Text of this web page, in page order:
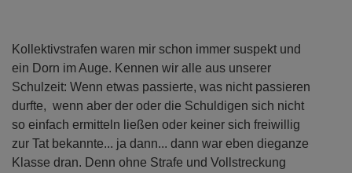
Kollektivstrafen waren mir schon immer suspekt und
ein Dorn im Auge. Kennen wir alle aus unserer
Schulzeit: Wenn etwas passierte, was nicht passieren
durfte, wenn aber der oder die Schuldigen sich nicht
so einfach ermitteln ließen oder keiner sich freiwillig
zur Tat bekannte... ja dann... dann war eben dieganze
Klasse dran. Denn ohne Strafe und Vollstreckung